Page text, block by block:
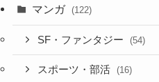
マンガ (122)
SF・ファンタジー (54)
スポーツ・部活 (16)